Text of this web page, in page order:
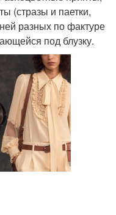
(стразы и паетки,
разных по фактуре
под блузку.